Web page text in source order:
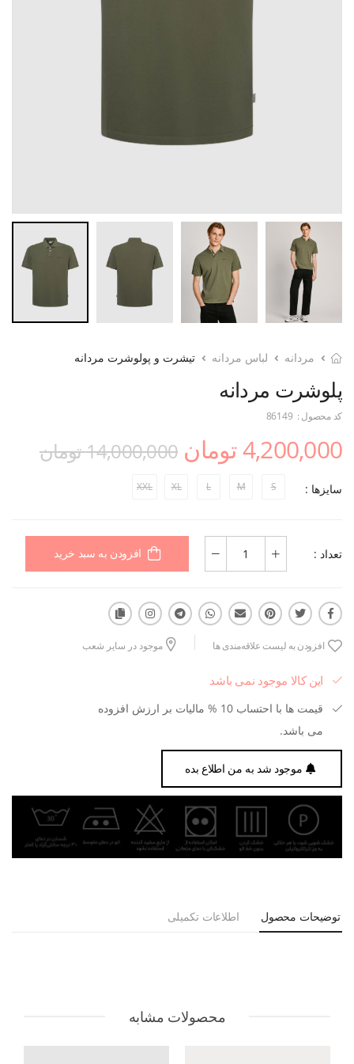
مردانه لباس مردانه تیشرت و پولوشرت مردانه
پلوشرت مردانه
کد محصول : 86149
4,200,000 تومان 14,000,000 تومان
سایزها : S
M
L
XL
XXL
تعداد : افزودن به سبد خرید
افزودن به لیست علاقه‌مندی ها موجود در سایر شعب
این کالا موجود نمی باشد
قیمت ها با احتساب 10 % مالیات بر ارزش افزوده
می باشد.
موجود شد به من اطلاع بده
توضیحات محصول اطلاعات تکمیلی
محصولات مشابه